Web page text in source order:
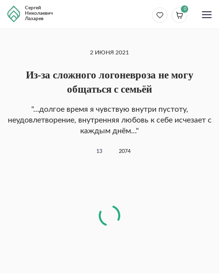
Сергей
Николаевич
Лазарев
0
2 ИЮНЯ 2021
Из-за сложного логоневроза не могу
общаться с семьёй
"...долгое время я чувствую внутри пустоту,
неудовлетворение, внутренняя любовь к себе исчезает с
каждым днём..."
13 2074